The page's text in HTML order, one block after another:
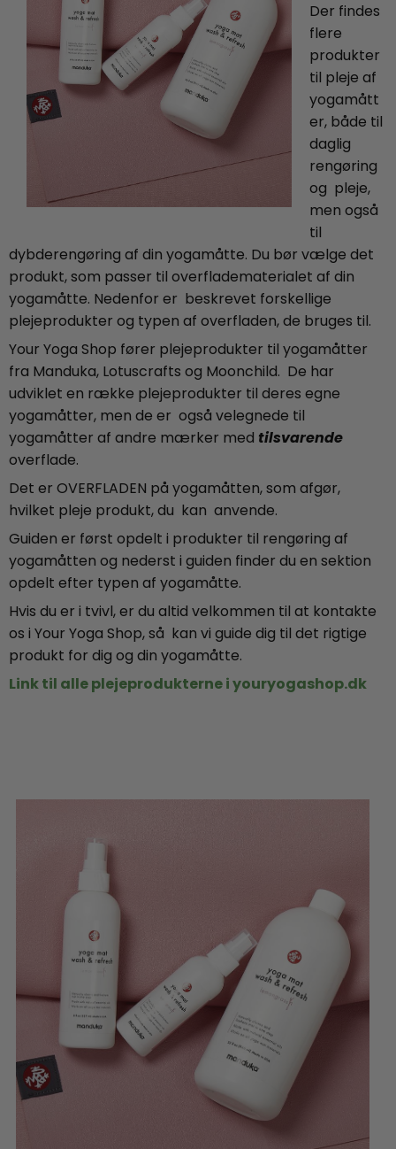
Der findes
flere
produkter
til pleje af
yogamått
er, både til
daglig
rengøring
og pleje,
men også
til
dybderengøring af din yogamåtte. Du bør vælge det
produkt, som passer til overfladematerialet af din
yogamåtte. Nedenfor er beskrevet forskellige
plejeprodukter og typen af overfladen, de bruges til.
Your Yoga Shop fører plejeprodukter til yogamåtter
fra Manduka, Lotuscrafts og Moonchild. De har
udviklet en række plejeprodukter til deres egne
yogamåtter, men de er også velegnede til
yogamåtter af andre mærker med tilsvarende
overflade.
Det er OVERFLADEN på yogamåtten, som afgør,
hvilket pleje produkt, du kan anvende.
Guiden er først opdelt i produkter til rengøring af
yogamåtten og nederst i guiden finder du en sektion
opdelt efter typen af yogamåtte.
Hvis du er i tvivl, er du altid velkommen til at kontakte
os i Your Yoga Shop, så kan vi guide dig til det rigtige
produkt for dig og din yogamåtte.
Link til alle plejeprodukterne i youryogashop.dk